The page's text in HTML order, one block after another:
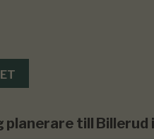
planerare till Billerud